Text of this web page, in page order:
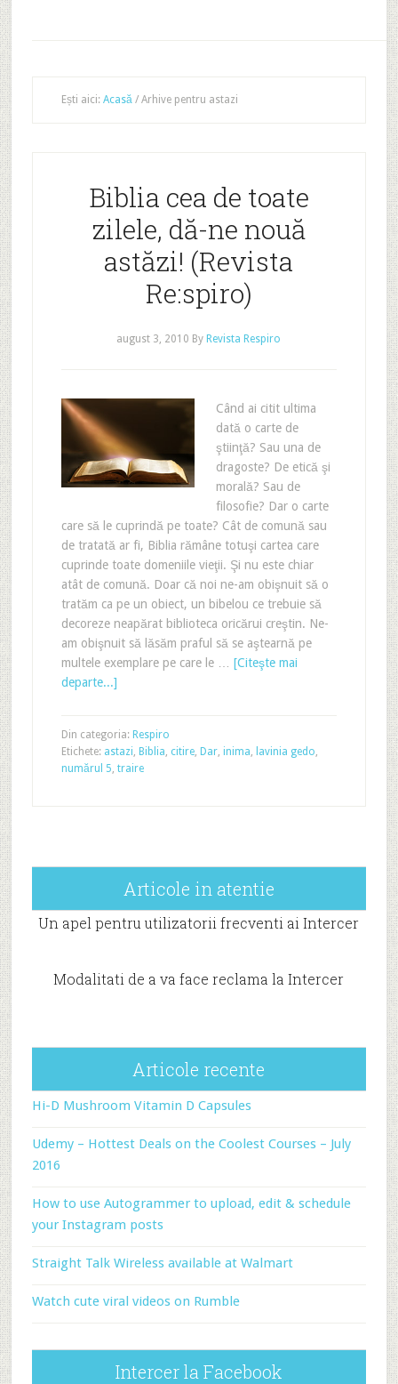
Ești aici: Acasă /Arhive pentru astazi
Biblia cea de toate
zilele, dă-ne nouă
astăzi! (Revista
Re:spiro)
august 3, 2010 By Revista Respiro
Când ai citit ultima
dată o carte de
ştiinţă? Sau una de
dragoste? De etică şi
morală? Sau de
filosofie? Dar o carte
care să le cuprindă pe toate? Cât de comună sau
de tratată ar fi, Biblia rămâne totuşi cartea care
cuprinde toate domeniile vieţii. Şi nu este chiar
atât de comună. Doar că noi ne-am obişnuit să o
tratăm ca pe un obiect, un bibelou ce trebuie să
decoreze neapărat biblioteca oricărui creştin. Ne-
am obişnuit să lăsăm praful să se aştearnă pe
multele exemplare pe care le … [Citeşte mai
departe...]
Din categoria: Respiro
Etichete: astazi, Biblia, citire, Dar, inima, lavinia gedo,
numărul 5, traire
Articole in atentie
Un apel pentru utilizatorii frecventi ai Intercer
Modalitati de a va face reclama la Intercer
Articole recente
Hi-D Mushroom Vitamin D Capsules
Udemy – Hottest Deals on the Coolest Courses – July
2016
How to use Autogrammer to upload, edit & schedule
your Instagram posts
Straight Talk Wireless available at Walmart
Watch cute viral videos on Rumble
Intercer la Facebook